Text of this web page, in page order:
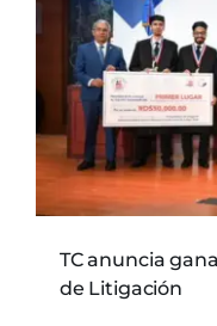
TC anuncia
de Litigación